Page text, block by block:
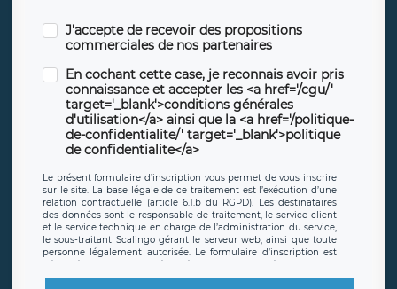
J'accepte de recevoir des propositions
commerciales de nos partenaires
En cochant cette case, je reconnais avoir pris
connaissance et accepter les <a href='/cgu/'
target='_blank'>conditions générales
d'utilisation</a> ainsi que la <a href='/politique-
de-confidentialite/' target='_blank'>politique
de confidentialite</a>
Le présent formulaire d’inscription vous permet de vous inscrire
sur le site. La base légale de ce traitement est l’exécution d’une
relation contractuelle (article 6.1.b du RGPD). Les destinataires
des données sont le responsable de traitement, le service client
et le service technique en charge de l’administration du service,
le sous-traitant Scalingo gérant le serveur web, ainsi que toute
personne légalement autorisée. Le formulaire d’inscription est
offrant desclauses de protection conformes au RGPD. Les